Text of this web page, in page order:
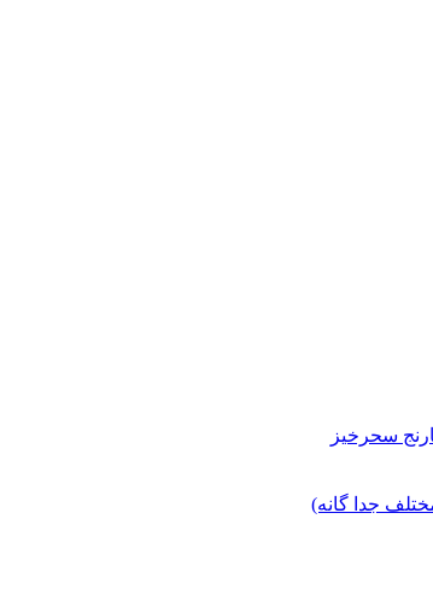
سحرخیز
جدا گانه)